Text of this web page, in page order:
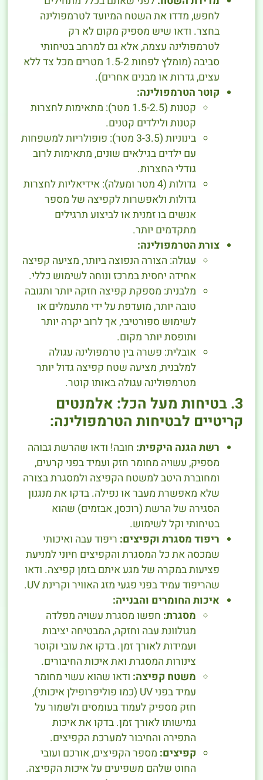
לחפש, מדדו את השטח המיועד לטרמפולינה
בחצר. ודאו שיש מספיק מקום לא רק
לטרמפולינה עצמה, אלא גם למרחב בטיחותי
סביבה (מומלץ לפחות 1.5-2 מטרים מכל צד ללא
עצים, גדרות או מבנים אחרים).
קוטר הטרמפולינה:
קטנות (1.5-2.5 מטר): מתאימות לחצרות
קטנות ולילדים קטנים.
בינוניות (3-3.5 מטר): פופולריות למשפחות
עם ילדים בגילאים שונים, מתאימות לרוב
גודלי החצרות.
גדולות (4 מטר ומעלה): אידיאליות לחצרות
גדולות ולאפשרות לקפיצה של מספר
אנשים בו זמנית או לביצוע תרגילים
מתקדמים יותר.
צורת הטרמפולינה:
עגולה: הצורה הנפוצה ביותר, מציעה קפיצה
אחידה יחסית במרכז ונוחה לשימוש כללי.
מלבנית: מספקת קפיצה חזקה יותר ותגובה
טובה יותר, מועדפת על ידי מתעמלים או
לשימוש ספורטיבי, אך לרוב יקרה יותר
ותופסת יותר מקום.
אובלית: פשרה בין טרמפולינה עגולה
למלבנית, מציעה שטח קפיצה גדול יותר
מטרמפולינה עגולה באותו קוטר.
3. בטיחות מעל הכל: אלמנטים
קריטיים לבטיחות הטרמפולינה:
רשת הגנה היקפית: חובה! ודאו שהרשת גבוהה
מספיק, עשויה מחומר חזק ועמיד בפני קרעים,
ומחוברת היטב למשטח הקפיצה ולמסגרת בצורה
שלא מאפשרת מעבר או נפילה. בדקו את מנגנון
הסגירה של הרשת (רוכסן, אבזמים) שהוא
בטיחותי וקל לשימוש.
ריפוד מסגרת וקפיצים: ריפוד עבה ואיכותי
שמכסה את כל המסגרת והקפיצים חיוני למניעת
פציעות במקרה של מגע איתם בזמן קפיצה. ודאו
שהריפוד עמיד בפני פגעי מזג האוויר וקרינת UV.
איכות החומרים והבנייה:
מסגרת: חפשו מסגרת עשויה מפלדה
מגולוונת עבה וחזקה, המבטיחה יציבות
ועמידות לאורך זמן. בדקו את עובי וקוטר
צינורות המסגרת ואת איכות החיבורים.
משטח קפיצה: ודאו שהוא עשוי מחומר
עמיד בפני UV (כמו פוליפרופילן איכותי),
חזק מספיק לעמוד בעומסים ולשמור על
גמישותו לאורך זמן. בדקו את איכות
התפירה והחיבור למערכת הקפיצים.
קפיצים: מספר הקפיצים, אורכם ועובי
החוט שלהם משפיעים על איכות הקפיצה.